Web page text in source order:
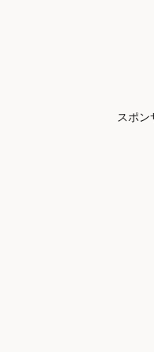
スポン